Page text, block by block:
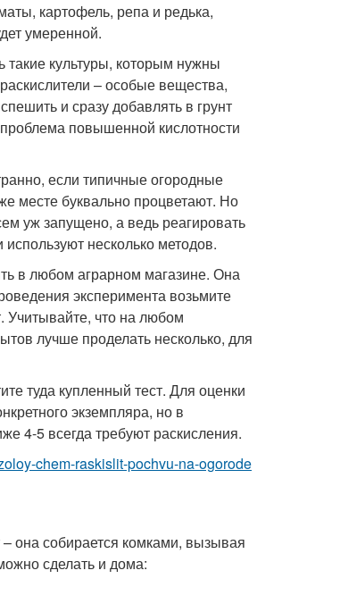
картофель, репа и редька,
умеренной.
культуры, которым нужны
– особые вещества,
и сразу добавлять в грунт
повышенной кислотности
если типичные огородные
месте буквально процветают. Но
уж запущено, а ведь реагировать
несколько методов.
в любом аграрном магазине. Она
эксперимента возьмите
Учитывайте, что на любом
лучше проделать несколько, для
туда купленный тест. Для оценки
экземпляра, но в
4-5 всегда требуют раскисления.
chem-raskislit-pochvu-na-ogorode
она собирается комками, вызывая
сделать и дома: